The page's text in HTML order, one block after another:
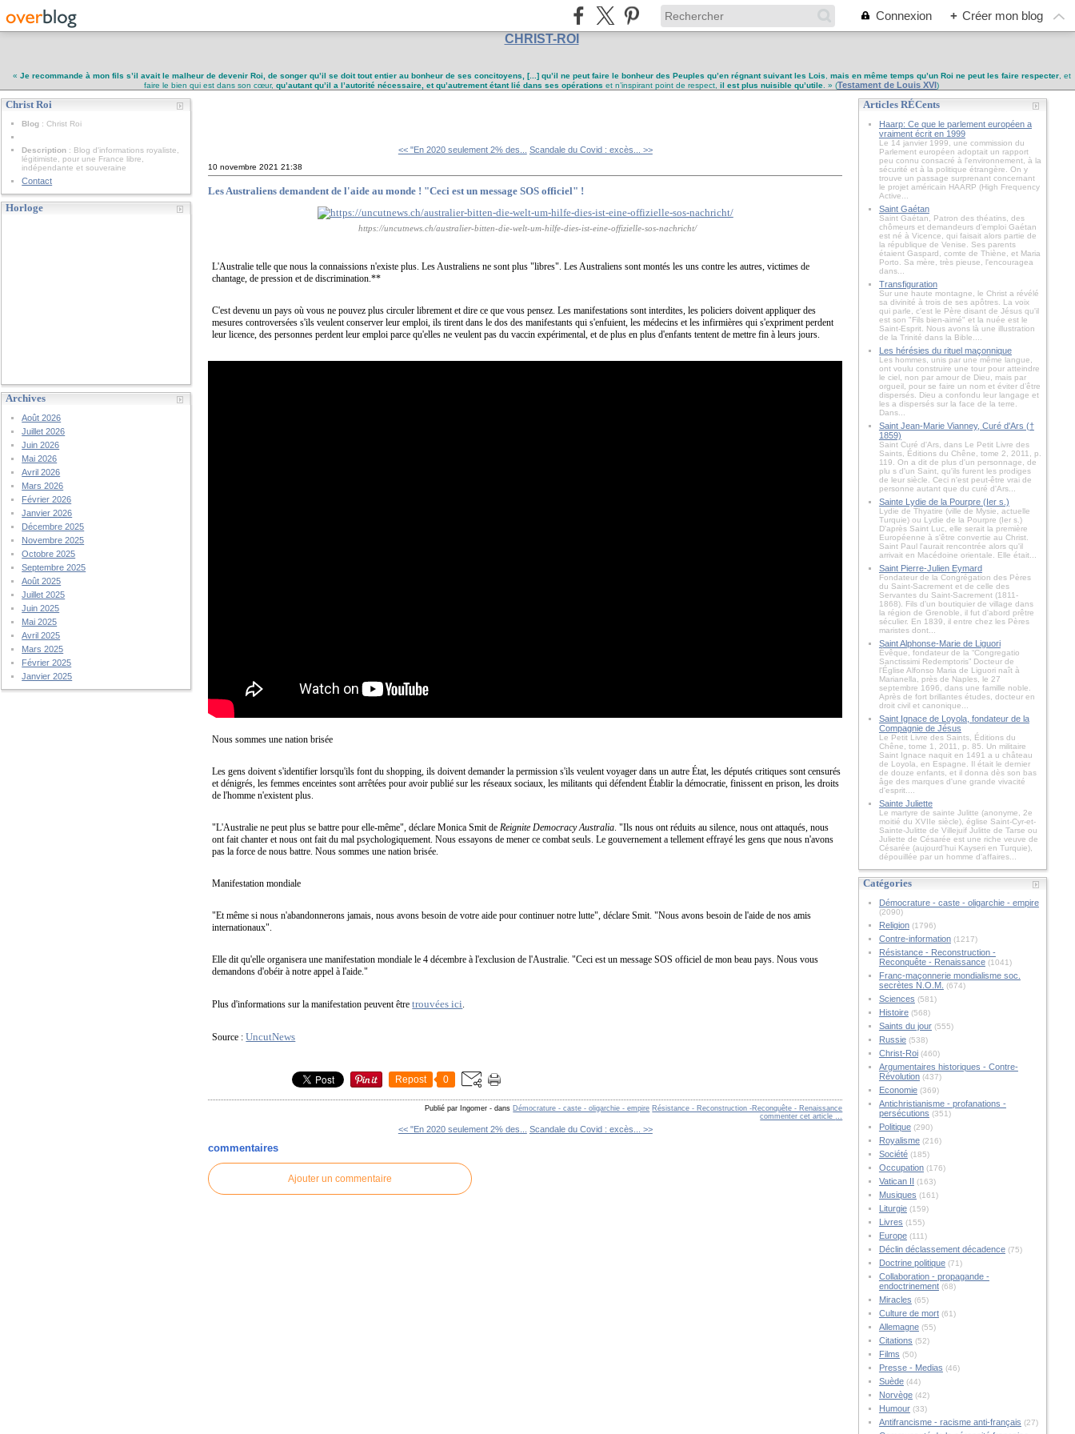
Connexion + Créer mon blog
CHRIST-ROI
« Je recommande à mon fils s’il avait le malheur de devenir Roi, de songer qu’il se doit tout entier au bonheur de ses concitoyens, [...] qu’il ne peut faire le bonheur des Peuples qu’en régnant suivant les Lois mais en même temps qu’un Roi ne peut les faire respecter, et
faire le bien qui est dans son cœur, qu’autant qu’il a l’autorité nécessaire, et qu’autrement étant lié dans ses opérations et n’inspirant point de respect, il est plus nuisible qu’utile . » (Testament de Louis XVI)
Christ Roi
Blog : Christ Roi
Description : Blog d'informations royaliste,
légitimiste, pour une France libre,
indépendante et souveraine
Contact
Horloge
Archives
Août 2026
Juillet 2026
Juin 2026
Mai 2026
Avril 2026
Mars 2026
Février 2026
Janvier 2026
Décembre 2025
Novembre 2025
Octobre 2025
Septembre 2025
Août 2025
Juillet 2025
Juin 2025
Mai 2025
Avril 2025
Mars 2025
Février 2025
Janvier 2025
<< "En 2020 seulement 2% des... Scandale du Covid : excès... >>
10 novembre 2021 21:38
Les Australiens demandent de l'aide au monde ! "Ceci est un message SOS officiel" !
https://uncutnews.ch/australier-bitten-die-welt-um-hilfe-dies-ist-eine-offizielle-sos-nachricht/
L'Australie telle que nous la connaissions n'existe plus. Les Australiens ne sont plus "libres". Les Australiens sont montés les uns contre les autres, victimes de
chantage, de pression et de discrimination.**
C'est devenu un pays où vous ne pouvez plus circuler librement et dire ce que vous pensez. Les manifestations sont interdites, les policiers doivent appliquer des
mesures controversées s'ils veulent conserver leur emploi, ils tirent dans le dos des manifestants qui s'enfuient, les médecins et les infirmières qui s'expriment perdent
leur licence, des personnes perdent leur emploi parce qu'elles ne veulent pas du vaccin expérimental, et de plus en plus d'enfants tentent de mettre fin à leurs jours.
Nous sommes une nation brisée
Les gens doivent s'identifier lorsqu'ils font du shopping, ils doivent demander la permission s'ils veulent voyager dans un autre État, les députés critiques sont censurés
et dénigrés, les femmes enceintes sont arrêtées pour avoir publié sur les réseaux sociaux, les militants qui défendent Établir la démocratie, finissent en prison, les droits
de l'homme n'existent plus.
"L'Australie ne peut plus se battre pour elle-même", déclare Monica Smit de Reignite Democracy Australia . "Ils nous ont réduits au silence, nous ont attaqués, nous
ont fait chanter et nous ont fait du mal psychologiquement. Nous essayons de mener ce combat seuls. Le gouvernement a tellement effrayé les gens que nous n'avons
pas la force de nous battre. Nous sommes une nation brisée.
Manifestation mondiale
"Et même si nous n'abandonnerons jamais, nous avons besoin de votre aide pour continuer notre lutte", déclare Smit. "Nous avons besoin de l'aide de nos amis
internationaux".
Elle dit qu'elle organisera une manifestation mondiale le 4 décembre à l'exclusion de l'Australie. "Ceci est un message SOS officiel de mon beau pays. Nous vous
demandons d'obéir à notre appel à l'aide."
Plus d'informations sur la manifestation peuvent êtretrouvées ici
Source :UncutNews
Repost 0
Publié par Ingomer - dans Démocrature - caste - oligarchie - empire Résistance - Reconstruction -Reconquête - Renaissance
commenter cet article
<< "En 2020 seulement 2% des... Scandale du Covid : excès... >>
commentaires
Ajouter un commentaire
Articles RÉCents
Haarp: Ce que le parlement européen a
vraiment écrit en 1999
Le 14 janvier 1999, une commission du
Parlement européen adoptait un rapport
peu connu consacré à l'environnement, à la
sécurité et à la politique étrangère. On y
trouve un passage surprenant concernant
le projet américain HAARP (High Frequency
Active...
Saint Gaétan
Saint Gaétan, Patron des théatins, des
chômeurs et demandeurs d'emploi Gaétan
est né à Vicence, qui faisait alors partie de
la république de Venise. Ses parents
étaient Gaspard, comte de Thiène, et Maria
Porto. Sa mère, très pieuse, l'encouragea
dans...
Transfiguration
Sur une haute montagne, le Christ a révélé
sa divinité à trois de ses apôtres. La voix
qui parle, c'est le Père disant de Jésus qu'il
est son "Fils bien-aimé" et la nuée est le
Saint-Esprit. Nous avons là une illustration
de la Trinité dans la Bible....
Les hérésies du rituel maçonnique
Les hommes, unis par une même langue,
ont voulu construire une tour pour atteindre
le ciel, non par amour de Dieu, mais par
orgueil, pour se faire un nom et éviter d’être
dispersés. Dieu a confondu leur langage et
les a dispersés sur la face de la terre.
Dans...
Saint Jean-Marie Vianney, Curé d'Ars (†
1859)
Saint Curé d'Ars, dans Le Petit Livre des
Saints, Éditions du Chêne, tome 2, 2011, p.
119. On a dit de plus d'un personnage, de
plu s d'un Saint, qu'ils furent les prodiges
de leur siècle. Ceci n'est peut-être vrai de
personne autant que du curé d'Ars...
Sainte Lydie de la Pourpre (Ier s.)
Lydie de Thyatire (ville de Mysie, actuelle
Turquie) ou Lydie de la Pourpre (Ier s.)
D'après Saint Luc, elle serait la première
Européenne à s'être convertie au Christ.
Saint Paul l'aurait rencontrée alors qu'il
arrivait en Macédoine orientale. Elle était...
Saint Pierre-Julien Eymard
Fondateur de la Congrégation des Pères
du Saint-Sacrement et de celle des
Servantes du Saint-Sacrement (1811-
1868). Fils d'un boutiquier de village dans
la région de Grenoble, il fut d'abord prêtre
séculier. En 1839, il entre chez les Pères
maristes dont...
Saint Alphonse-Marie de Liguori
Évêque, fondateur de la “Congregatio
Sanctissimi Redemptoris” Docteur de
l'Église Alfonso Maria de Liguori naît à
Marianella, près de Naples, le 27
septembre 1696, dans une famille noble.
Après de fort brillantes études, docteur en
droit civil et canonique...
Saint Ignace de Loyola, fondateur de la
Compagnie de Jésus
Le Petit Livre des Saints, Éditions du
Chêne, tome 1, 2011, p. 85. Un militaire
Saint Ignace naquit en 1491 a u château
de Loyola, en Espagne. Il était le dernier
de douze enfants, et il donna dès son bas
âge des marques d'une grande vivacité
d'esprit....
Sainte Juliette
Le martyre de sainte Julitte (anonyme, 2e
moitié du XVIIe siècle), église Saint-Cyr-et-
Sainte-Julitte de Villejuif Julitte de Tarse ou
Juliette de Césarée est une riche veuve de
Césarée (aujourd'hui Kayseri en Turquie),
dépouillée par un homme d'affaires...
Catégories
Démocrature - caste - oligarchie - empire
(2090)
Religion(1796)
Contre-information(1217)
Résistance - Reconstruction -
Reconquête - Renaissance(1041)
Franc-maçonnerie mondialisme soc.
secrètes N.O.M. (674)
Sciences (581)
Histoire(568)
Saints du jour(555)
Russie(538)
Christ-Roi(460)
Argumentaires historiques - Contre-
Révolution(437)
Economie(369)
Antichristianisme - profanations -
persécutions (351)
Politique(290)
Royalisme(216)
Société(185)
Occupation(176)
Vatican II (163)
Musiques (161)
Liturgie(159)
Livres (155)
Europe(111)
Déclin déclassement décadence(75)
Doctrine politique(71)
Collaboration - propagande -
endoctrinement(68)
Miracles (65)
Culture de mort(61)
Allemagne(55)
Citations (52)
Films (50)
Presse - Medias (46)
Suède(44)
Norvège(42)
Humour(33)
Antifrancisme - racisme anti-français (27)